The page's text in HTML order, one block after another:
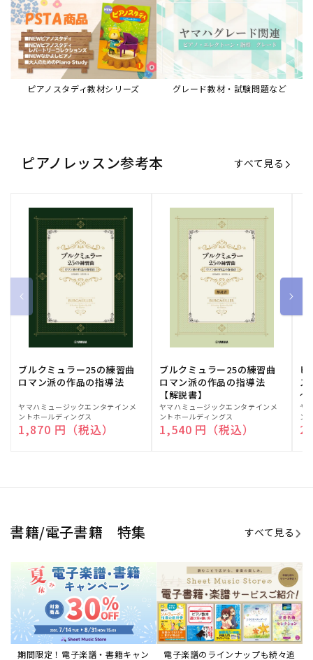
ピアノスタディ教材シリーズ グレード教材・試験問題など
ピアノレッスン参考本 すべて見る
ブルクミュラー25の練習曲
ロマン派の作品の指導法
販
売
元:
ヤマハミュージックエンタテインメ
ントホールディングス
通常価格
1,870 円（税込）
ブルクミュラー25の練習曲
ロマン派の作品の指導法
【解説書】
販
売
元:
ヤマハミュージックエンタテインメ
ントホールディングス
通常価格
1,540 円（税込）
ピ
ス
～
販
売
元:
ヤ
ン
書籍/電子書籍 特集 すべて見る
期間限定！電子楽譜・書籍キャン
電子楽譜のラインナップも続々追